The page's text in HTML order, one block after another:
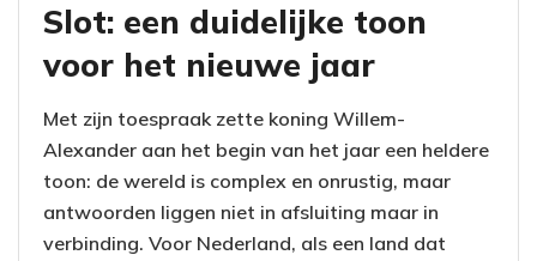
Slot: een duidelijke toon
voor het nieuwe jaar
Met zijn toespraak zette koning Willem-
Alexander aan het begin van het jaar een heldere
toon: de wereld is complex en onrustig, maar
antwoorden liggen niet in afsluiting maar in
verbinding. Voor Nederland, als een land dat